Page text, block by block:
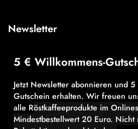
Newsletter
5 € Willkommens-
Jetzt Newsletter abonnieren und
Gutschein erhalten. Wir freuen
alle Röstkaffeeprodukte im
Mindestbestellwert 20 Euro. Nicht